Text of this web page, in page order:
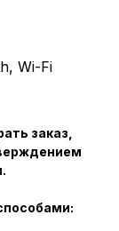
Wi-Fi
заказ,